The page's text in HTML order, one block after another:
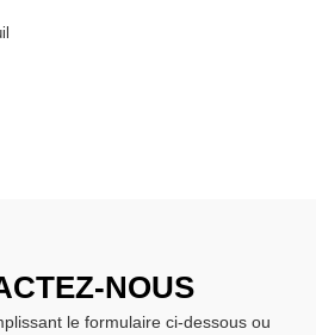
NOUS
le formulaire ci-dessous ou